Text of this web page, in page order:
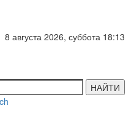
8 августа 2026, суббота 18:13
НАЙТИ